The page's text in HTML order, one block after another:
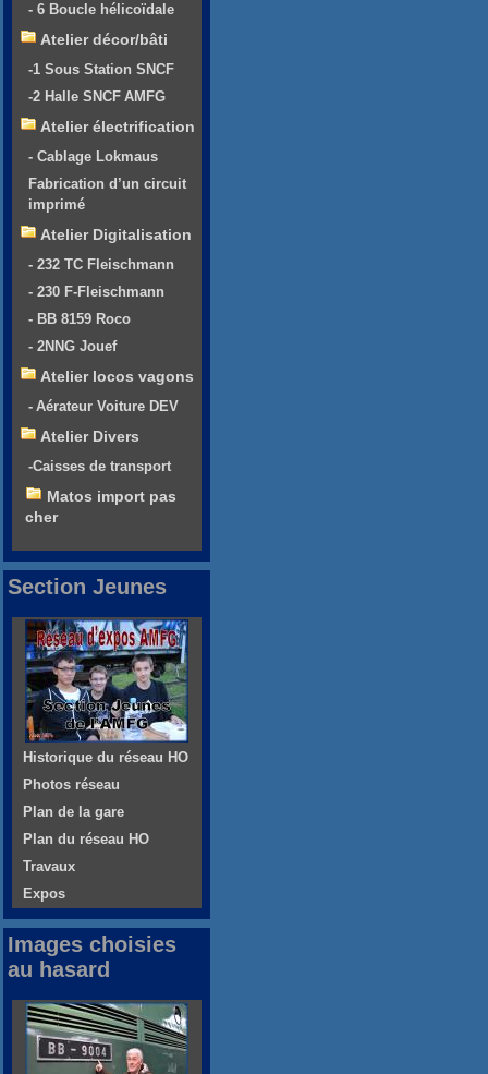
- 6 Boucle hélicoïdale
Atelier décor/bâti
-1 Sous Station SNCF
-2 Halle SNCF AMFG
Atelier électrification
- Cablage Lokmaus
Fabrication d’un circuit
imprimé
Atelier Digitalisation
- 232 TC Fleischmann
- 230 F-Fleischmann
- BB 8159 Roco
- 2NNG Jouef
Atelier locos vagons
- Aérateur Voiture DEV
Atelier Divers
-Caisses de transport
Matos import pas
cher
Section Jeunes
Historique du réseau HO
Photos réseau
Plan de la gare
Plan du réseau HO
Travaux
Expos
Images choisies
au hasard